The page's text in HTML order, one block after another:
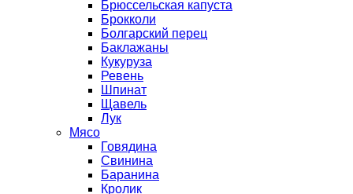
Брюссельская капуста
Брокколи
Болгарский перец
Баклажаны
Кукуруза
Ревень
Шпинат
Щавель
Лук
Мясо
Говядина
Свинина
Баранина
Кролик